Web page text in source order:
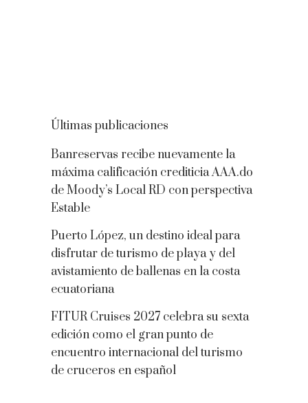
Últimas publicaciones
Banreservas recibe nuevamente la
máxima calificación crediticia AAA.do
de Moody’s Local RD con perspectiva
Estable
Puerto López, un destino ideal para
disfrutar de turismo de playa y del
avistamiento de ballenas en la costa
ecuatoriana
FITUR Cruises 2027 celebra su sexta
edición como el gran punto de
encuentro internacional del turismo
de cruceros en español